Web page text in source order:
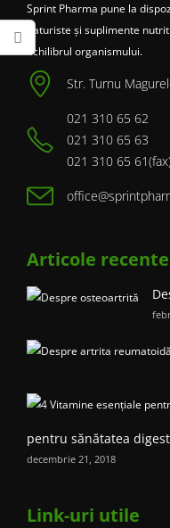
Sprint Pharma pune la
naturiste și suplimente
echilibrul organismului.
Str. Turnu
021 310 65 62
021 310 65 63
021 310 65
Articole recente
pentru sănătatea
decembrie 21, 2018
Link-uri utile